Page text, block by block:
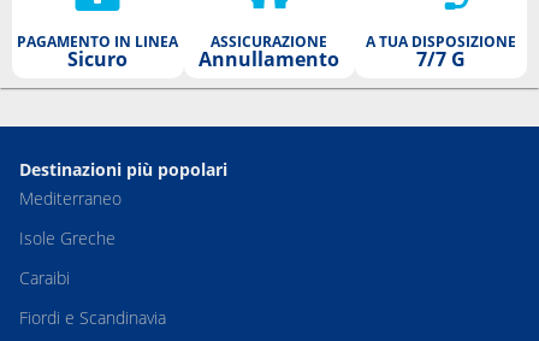
PAGAMENTO IN LINEA
Sicuro
ASSICURAZIONE
Annullamento
A TUA DISPOSIZIONE
7/7 G
Destinazioni più popolari
Mediterraneo
Isole Greche
Caraibi
Fiordi e Scandinavia